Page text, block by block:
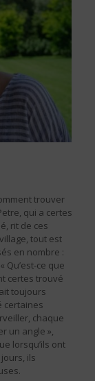
trouver
qui a certes
rit de ces
tout est
en nombre :
Qu’est-ce que
certes trouvé
toujours
certaines
chaque
un angle »,
lorsqu’ils ont
ils